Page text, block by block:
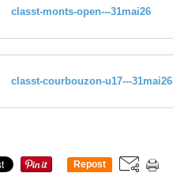
classt-monts-open---31mai26
classt-courbouzon-u17---31mai26
Repost